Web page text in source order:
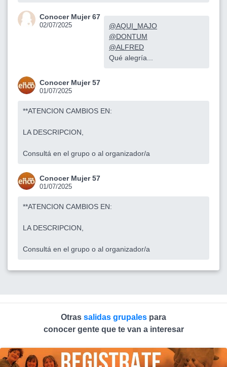
Conocer Mujer 67
02/07/2025
@AQUI_MAJO
@DONTUM
@ALFRED
Qué alegría...
Conocer Mujer 57
01/07/2025
**ATENCION CAMBIOS EN:
LA DESCRIPCION,
Consultá en el grupo o al organizador/a
Conocer Mujer 57
01/07/2025
**ATENCION CAMBIOS EN:
LA DESCRIPCION,
Consultá en el grupo o al organizador/a
Otras salidas grupales para
conocer gente que te van a interesar